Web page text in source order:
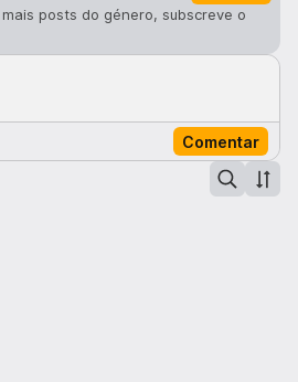
posts do género, subscreve o
Comentar